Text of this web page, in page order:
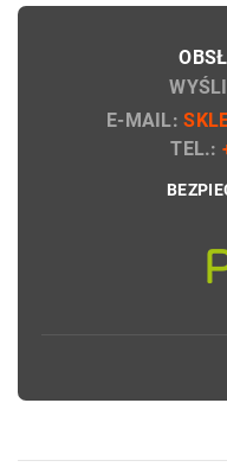
E-MAIL:
TEL.: